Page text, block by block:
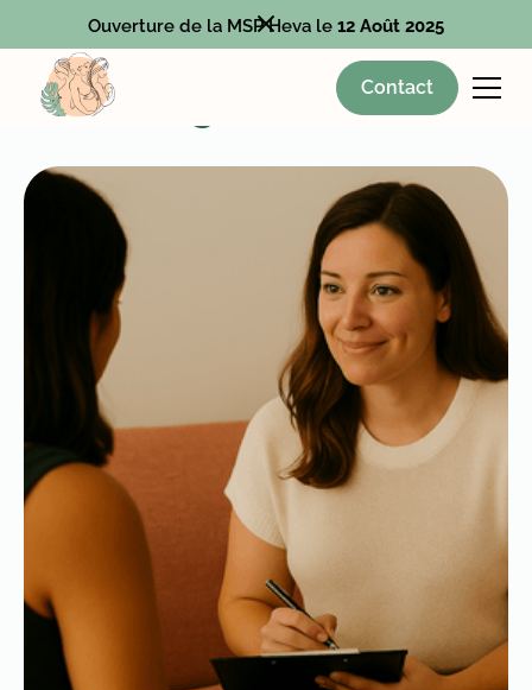
Ouverture de la MSP Heva le 12 Août 2025
Contact
Sexologie